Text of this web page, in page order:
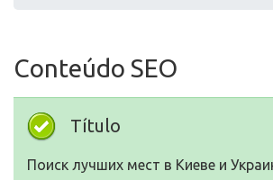
Conteúdo SEO
Título
Поиск лучших мест в Киеве и